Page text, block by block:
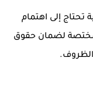
تحتاج إلى اهتمام
لضمان حقوق